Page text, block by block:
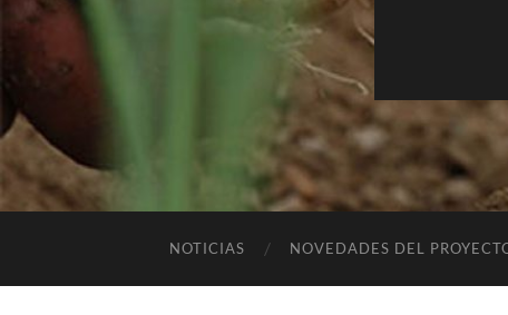
NOTICIAS NOVEDADES DEL